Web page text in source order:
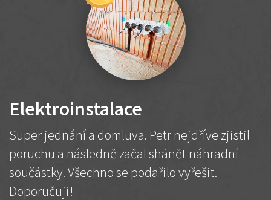
Elektroinstalace
Super jednání a domluva. Petr nejdříve zjistil
poruchu a následně začal shánět náhradní
součástky. Všechno se podařilo vyřešit.
Doporučuji!